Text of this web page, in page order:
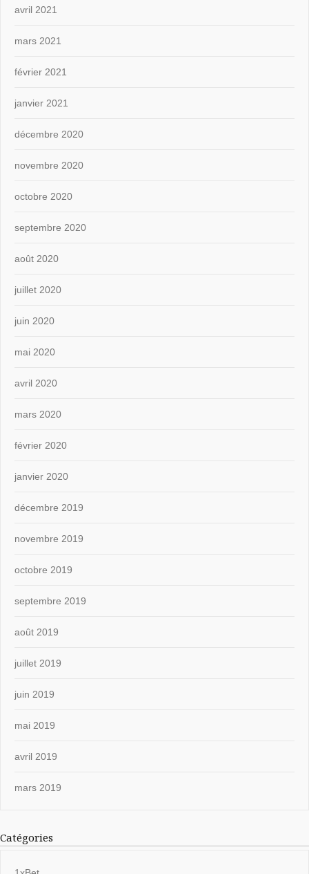
avril 2021
mars 2021
février 2021
janvier 2021
décembre 2020
novembre 2020
octobre 2020
septembre 2020
août 2020
juillet 2020
juin 2020
mai 2020
avril 2020
mars 2020
février 2020
janvier 2020
décembre 2019
novembre 2019
octobre 2019
septembre 2019
août 2019
juillet 2019
juin 2019
mai 2019
avril 2019
mars 2019
Catégories